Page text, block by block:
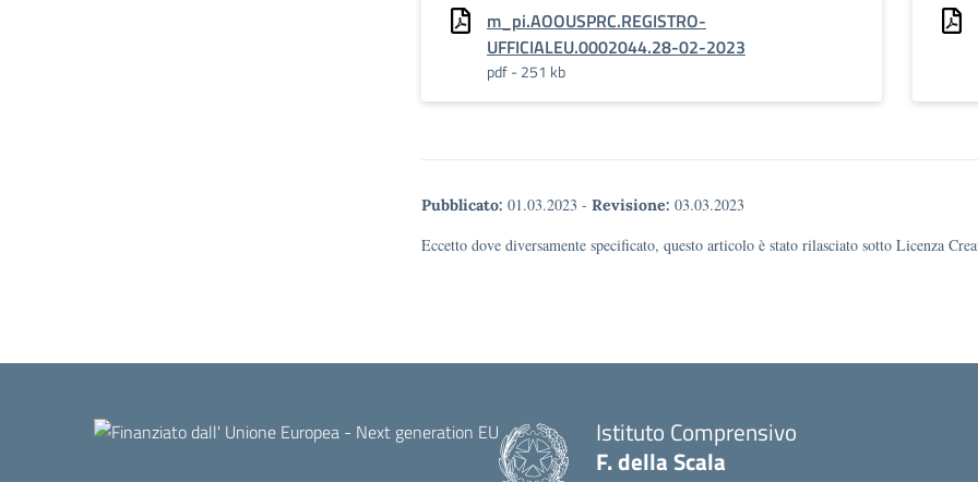
m_pi.AOOUSPRC.REGISTRO-
UFFICIALEU.0002044.28-02-2023
pdf - 251 kb
Pubblicato: 01.03.2023 - Revisione: 03.03.2023
Eccetto dove diversamente specificato, questo articolo è stato rilasciato sotto Licenza
Istituto Comprensivo
F. della Scala